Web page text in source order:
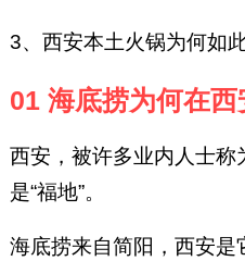
3、西安本土火锅为何如
01 海底捞为何在西
西安，被许多业内人士称
是“福地”。
海底捞来自简阳，西安是